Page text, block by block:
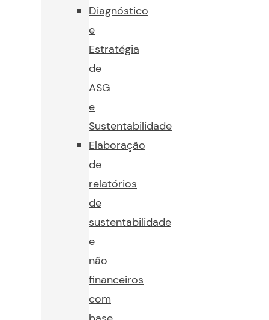
Diagnóstico
e
Estratégia
de
ASG
e
Sustentabilidade
Elaboração
de
relatórios
de
sustentabilidade
e
não
financeiros
com